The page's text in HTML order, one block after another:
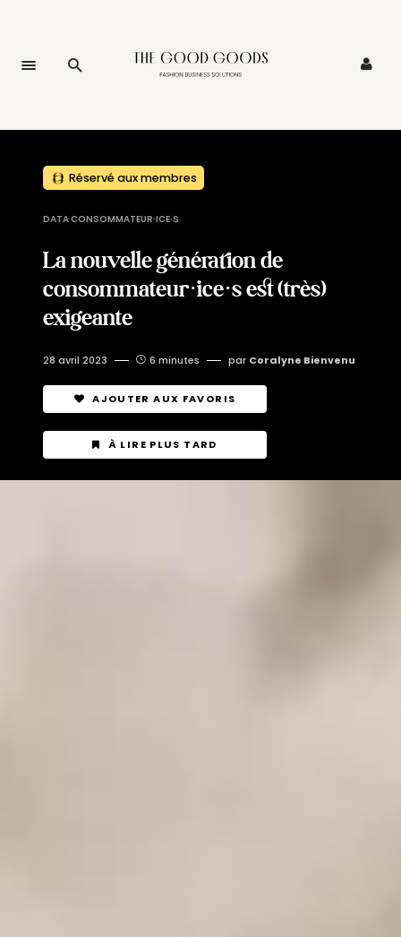
Réservé aux membres
DATA CONSOMMATEUR·ICE·S
La nouvelle génération de
consommateur·ice·s est (très)
exigeante
28 avril 2023 6 minutes par Coralyne Bienvenu
AJOUTER AUX FAVORIS
À LIRE PLUS TARD